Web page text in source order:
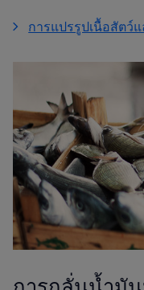
การแปรรูปเนื้อสัตว์